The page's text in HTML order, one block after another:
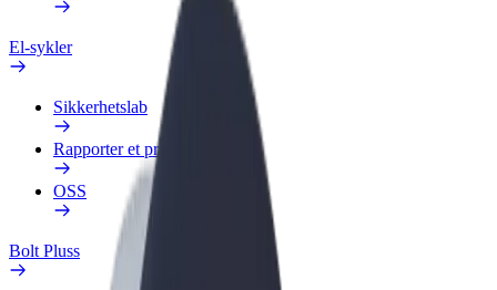
El-sykler
Sikkerhetslab
Rapporter et problem
OSS
Bolt Pluss